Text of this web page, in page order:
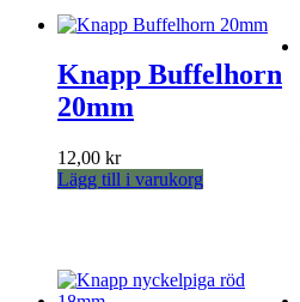
Knapp Buffelhorn
20mm
12,00 kr
Lägg till i varukorg